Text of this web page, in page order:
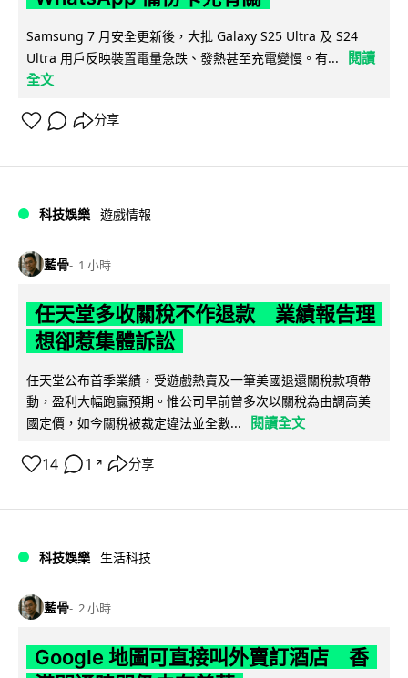
Samsung 7 月安全更新後，大批 Galaxy S25 Ultra 及 S24
Ultra 用戶反映裝置電量急跌、發熱甚至充電變慢。有...
閱讀
全文
分享
科技娛樂 遊戲情報
藍骨 1 小時
任天堂多收關稅不作退款 業績報告理
想卻惹集體訴訟
任天堂公布首季業績，受遊戲熱賣及一筆美國退還關稅款項帶
動，盈利大幅跑贏預期。惟公司早前曾多次以關稅為由調高美
國定價，如今關稅被裁定違法並全數...
閱讀全文
14 1 ↗ 分享
科技娛樂 生活科技
藍骨 2 小時
Google 地圖可直接叫外賣訂酒店 香